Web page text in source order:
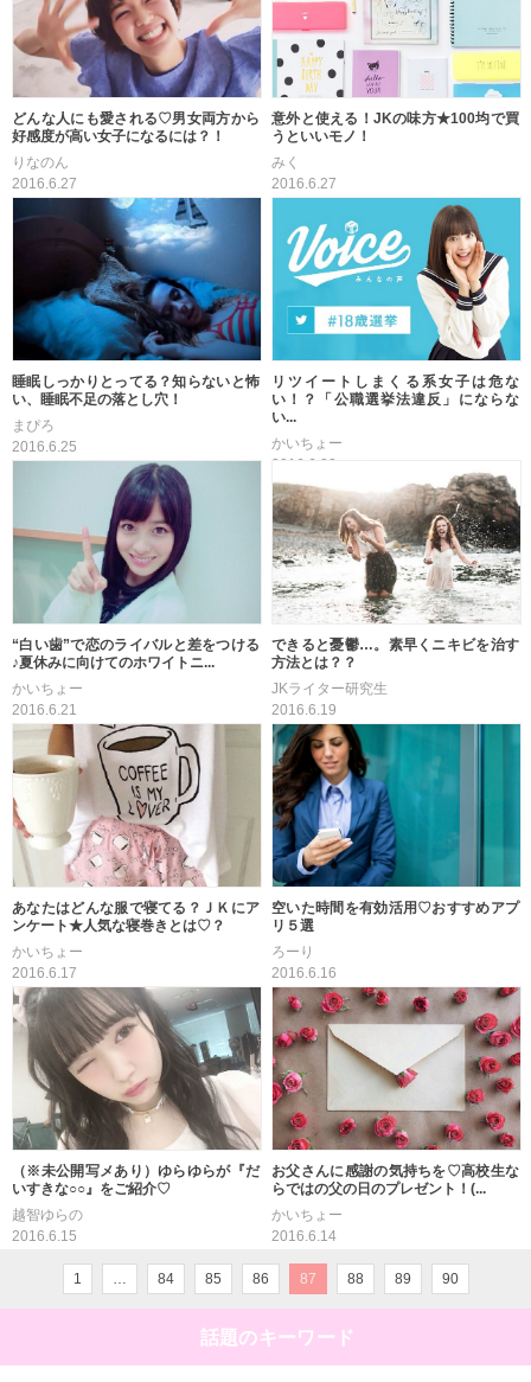
どんな人にも愛される♡男女両方から
好感度が高い女子になるには？！
りなのん
2016.6.27
意外と使える！JKの味方★100均で買
うといいモノ！
みく
2016.6.27
睡眠しっかりとってる？知らないと怖
い、睡眠不足の落とし穴！
まぴろ
2016.6.25
リツイートしまくる系女子は危な
い！？「公職選挙法違反」にならな
い...
かいちょー
2016.6.22
“白い歯”で恋のライバルと差をつける
♪夏休みに向けてのホワイトニ...
かいちょー
2016.6.21
できると憂鬱…。素早くニキビを治す
方法とは？？
JKライター研究生
2016.6.19
あなたはどんな服で寝てる？ＪＫにア
ンケート★人気な寝巻きとは♡？
かいちょー
2016.6.17
空いた時間を有効活用♡おすすめアプ
リ５選
ろーり
2016.6.16
（※未公開写メあり）ゆらゆらが『だ
いすきな○○』をご紹介♡
越智ゆらの
2016.6.15
お父さんに感謝の気持ちを♡高校生な
らではの父の日のプレゼント！(...
かいちょー
2016.6.14
1 … 84 85 86 87 88 89 90
話題のキーワード